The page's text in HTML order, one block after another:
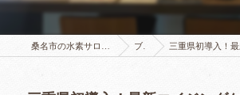
ブログ 三重県初導入！最新エイジングケア美容液！